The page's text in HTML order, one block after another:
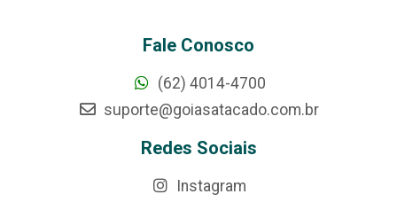
Fale Conosco
(62) 4014-4700
suporte@goiasatacado.com.br
Redes Sociais
Instagram